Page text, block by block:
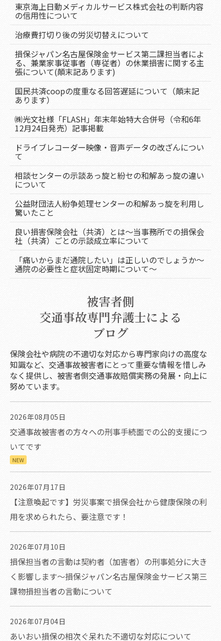
東京海上日動メディカルサービス株式会社の判断内容
の信用性について
治療費打切り後の労災切替えについて
損保ジャパン名古屋保険金サービス第二課担当者によ
る、兼業家事従事者（専従者）の休業損害に関する主
張について(顛末記あります)
国民共済coopの度重なる回答遅延について（顛末記
あります）
㈱光文社様「FLASH」年末年始特大合併号（令和6年
12月24日発売）記事掲載
ドライブレコーダー映像・音声データの改ざんについ
て
相談センターの示談あっ旋と紛セの和解あっ旋の違い
について
公益財団法人紛争処理センターの和解あっ旋を利用し
驚いたこと
良い損害保険会社（共済）とは～当事務所での損保会
社（共済）ごとの示談成立率について
「痛いからまだ通院したい」は正しいのでしょうか～
通院の必要性と症状固定時期について～
被害者側
交通事故専門弁護士による
ブログ
保険会社や病院の不適切な対応から専門家向けの高度な
知識など、交通事故被害者にとって重要な情報を惜しみ
なく提供し、被害者側交通事故賠償実務の発展・向上に
努めています。
2026年08月05日
交通事故被害者の方々への刑事手続面での公的支援につ
いてです
NEW
2026年07月17日
【注意喚起です】労災事案で損保会社から健康保険の利
用を求められたら、要注意です！
2026年07月10日
損保担当者の言動は契約者（加害者）の刑事処分に大き
く影響します～損保ジャパン名古屋保険金サービス第三
課物損担当者の言動について
2026年07月04日
あいおい損保の相次ぐ呆れた不適切な対応について